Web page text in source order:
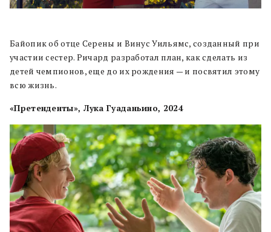
Байопик об отце Серены и Винус Уильямс, созданный при
участии сестер. Ричард разработал план, как сделать из
детей чемпионов, еще до их рождения — и посвятил этому
всю жизнь.
«Претенденты», Лука Гуаданьино, 2024